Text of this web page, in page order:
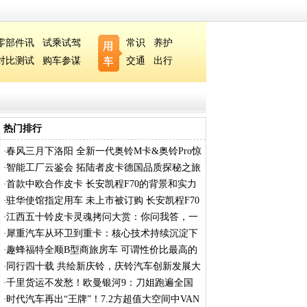
部件讯
试乘试驾
比测试
购车参谋
常识
养护
交通
出行
热门排行
·春风三月下洛阳 全新一代奥铃M卡&奥铃Pro惊
艳
·智能工厂云鉴会 拓陆者皮卡德国品质探秘之旅
·首款中欧合作皮卡 长安凯程F70的背景和实力
有
·驻华使馆指定用车 未上市被订购 长安凯程F70
·江西五十铃皮卡灵魂拷问大赏：你问我答，一
次盘透
·犀重汽车从环卫到重卡：核心技术持续沉淀下
的跨
·趣蜂福特全顺B型商旅房车 可谓性价比最高的
全
· 同行四十载 共绘新庆铃，庆铃汽车创新发展大
会
·千里货运不发愁！欧曼银河9：刀姐跑遍全国
的省油
·时代汽车再出“王牌”！7.2方超值大空间中VAN